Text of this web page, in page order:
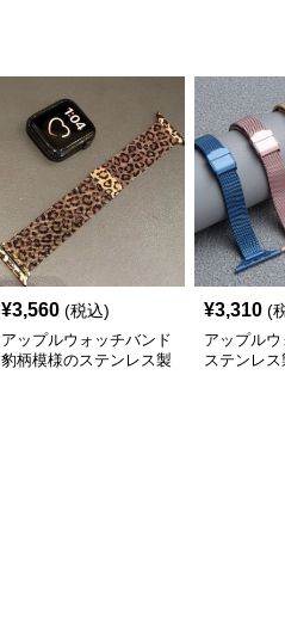
¥3,560 (税込)
アップルウォッチバンド
豹柄模様のステンレス製
¥3,310 (
アップル
ステンレ